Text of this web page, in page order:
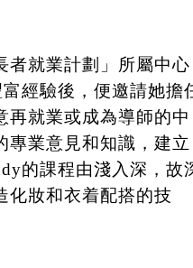
者就業計劃」所屬中心
經驗後，便邀請她擔
再就業或成為導師的中
專業意見和知識，建立
的課程由淺入深，故
化妝和衣着配搭的技